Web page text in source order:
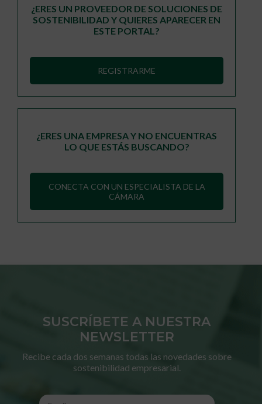
¿ERES UN PROVEEDOR DE SOLUCIONES DE
SOSTENIBILIDAD Y QUIERES APARECER EN
ESTE PORTAL?
REGISTRARME
¿ERES UNA EMPRESA Y NO ENCUENTRAS
LO QUE ESTÁS BUSCANDO?
CONECTA CON UN ESPECIALISTA DE LA
CÁMARA
SUSCRÍBETE A NUESTRA
NEWSLETTER
Recibe cada dos semanas todas las novedades sobre
sostenibilidad empresarial.